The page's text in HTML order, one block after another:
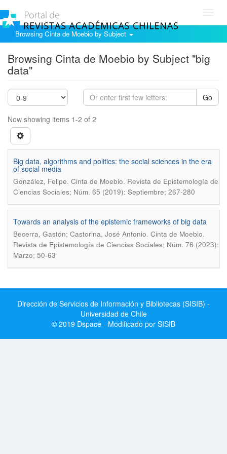
Browsing Cinta de Moebio by Subject
Browsing Cinta de Moebio by Subject "big
data"
Go
Now showing items 1-2 of 2
Big data, algorithms and politics: the social sciences in the era
of social media
González, Felipe. Cinta de Moebio. Revista de Epistemología de
Ciencias Sociales; Núm. 65 (2019): Septiembre; 267-280
Towards an analysis of the epistemic frameworks of big data
Becerra, Gastón; Castorina, José Antonio. Cinta de Moebio.
Revista de Epistemología de Ciencias Sociales; Núm. 76 (2023):
Marzo; 50-63
Dirección de Servicios de Información y Bibliotecas (SISIB) -
Universidad de Chile
© 2019 Dspace - Modificado por SISIB